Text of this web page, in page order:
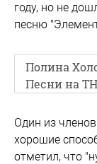
году, но не
песню
Полина
Песни на
Один из
хорошие
отметил, что